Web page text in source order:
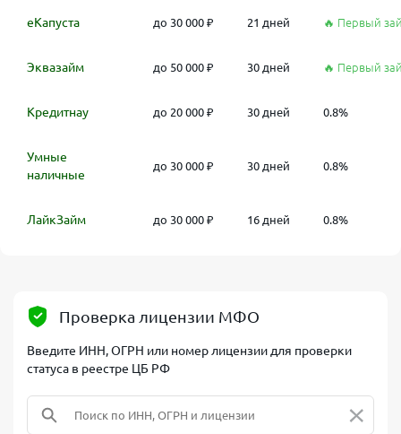
еКапуста до 30 000 ₽ 21 дней 🔥 Первый
Эквазайм до 50 000 ₽ 30 дней 🔥 Первый
Кредитнау до 20 000 ₽ 30 дней 0.8%
Умные
наличные
до 30 000 ₽ 30 дней 0.8%
ЛайкЗайм до 30 000 ₽ 16 дней 0.8%
Проверка лицензии МФО
Введите ИНН, ОГРН или номер лицензии для проверки
статуса в реестре ЦБ РФ
×